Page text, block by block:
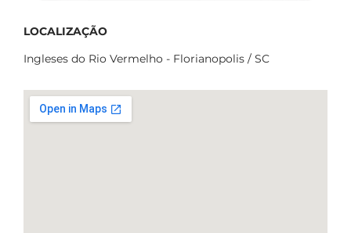
LOCALIZAÇÃO
Ingleses do Rio Vermelho - Florianopolis / SC